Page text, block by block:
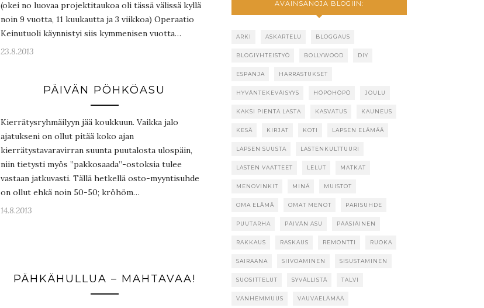
(okei no luovaa projektitaukoa oli tässä välissä kyllä
noin 9 vuotta, 11 kuukautta ja 3 viikkoa) Operaatio
Keinutuoli käynnistyi siis kymmenisen vuotta…
23.8.2013
PÄIVÄN PÖHKÖASU
Kierrätysryhmäilyyn jää koukkuun. Vaikka jalo
ajatukseni on ollut pitää koko ajan
kierrätystavaravirran suunta puutalosta ulospäin,
niin tietysti myös ”pakkosaada”-ostoksia tulee
vastaan jatkuvasti. Tällä hetkellä osto-myyntisuhde
on ollut ehkä noin 50-50; kröhöm…
14.8.2013
PÄHKÄHULLUA – MAHTAVAA!
AVAINSANOJA BLOGIIN:
ARKI ASKARTELU BLOGGAUS
BLOGIYHTEISTYÖ BOLLYWOOD DIY
ESPANJA HARRASTUKSET
HYVÄNTEKEVÄISYYS HÖPÖHÖPÖ JOULU
KAKSI PIENTÄ LASTA KASVATUS KAUNEUS
KESÄ KIRJAT KOTI LAPSEN ELÄMÄÄ
LAPSEN SUUSTA LASTENKULTTUURI
LASTEN VAATTEET LELUT MATKAT
MENOVINKIT MINÄ MUISTOT
OMA ELÄMÄ OMAT MENOT PARISUHDE
PUUTARHA PÄIVÄN ASU PÄÄSIÄINEN
RAKKAUS RASKAUS REMONTTI RUOKA
SAIRAANA SIIVOAMINEN SISUSTAMINEN
SUOSITTELUT SYVÄLLISTÄ TALVI
VANHEMMUUS VAUVAELÄMÄÄ